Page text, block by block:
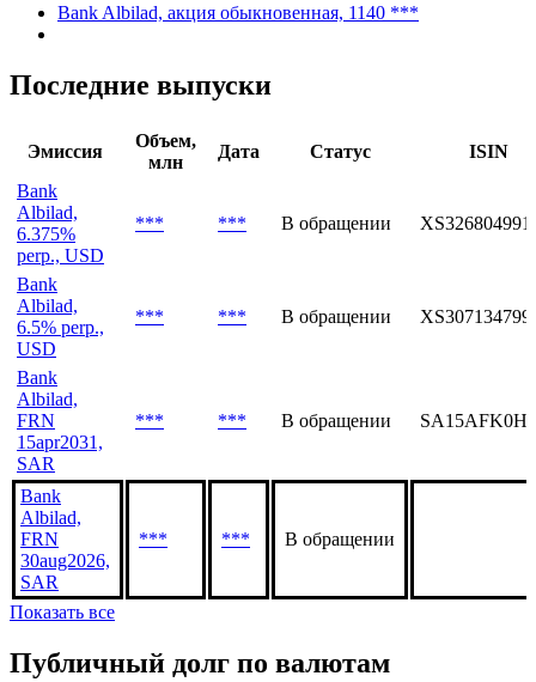
Bank Albilad, акция обыкновенная, 1140 ***
Последние выпуски
Эмиссия
Объем,
млн
Дата Статус
ISIN
Bank
Albilad,
6.375%
perp., USD
*** *** В обращении
Bank
Albilad,
6.5% perp.,
USD
*** *** В обращении
Bank
Albilad,
FRN
15apr2031,
SAR
*** *** В обращении
Bank
Albilad,
FRN
30aug2026,
SAR
*** *** В обращении
Показать все
Публичный долг по валютам